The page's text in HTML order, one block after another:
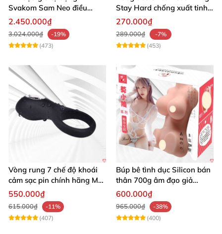
Svakom Sam Neo điều
khiển app webcam cao cấp
2.450.000₫
3.024.000₫
-19%
(473)
Stay Hard chống xuất tinh
sớm
270.000₫
289.000₫
-7%
(453)
Vòng rung 7 chế độ khoái
cảm sạc pin chính hãng Mỹ
cực phê
550.000₫
615.000₫
-11%
(407)
Búp bê tình dục Silicon bán
thân 700g âm đạo giả
nguyên khối giống thật
600.000₫
965.000₫
-38%
(400)